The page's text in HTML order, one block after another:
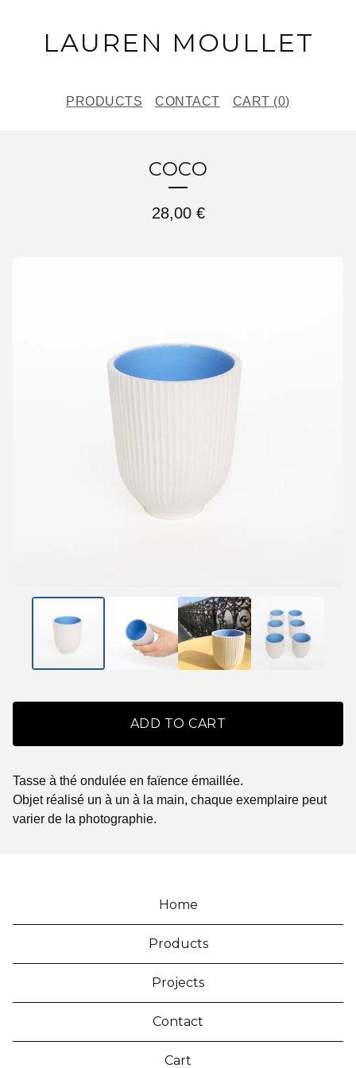
LAUREN MOULLET
PRODUCTS CONTACT CART (0)
COCO
28,00 €
ADD TO CART
Tasse à thé ondulée en faïence émaillée.
Objet réalisé un à un à la main, chaque exemplaire peut
varier de la photographie.
Home
Products
Projects
Contact
Cart